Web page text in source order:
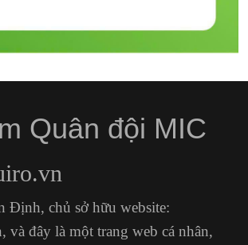
Quân đội MIC
Định, chủ sở hữu website:
và đây là một trang web cá nhân,